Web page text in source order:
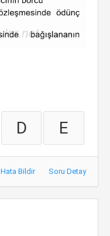
D E
Hata Bildir Soru Detay